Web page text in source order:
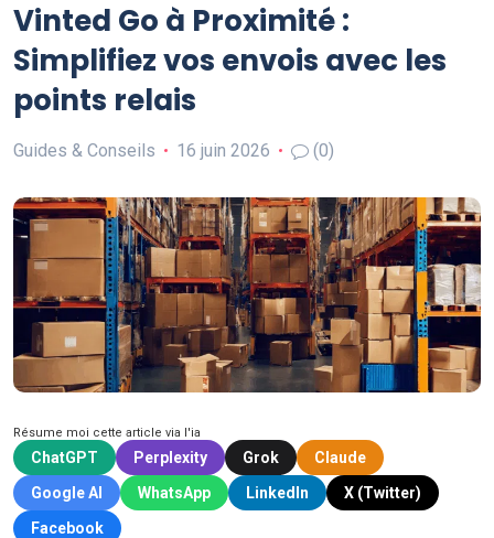
Vinted Go à Proximité :
Simplifiez vos envois avec les
points relais
Guides & Conseils 16 juin 2026 (0)
Résume moi cette article via l'ia
ChatGPT Perplexity Grok
Claude
Google AI
WhatsApp LinkedIn
X (Twitter)
Facebook